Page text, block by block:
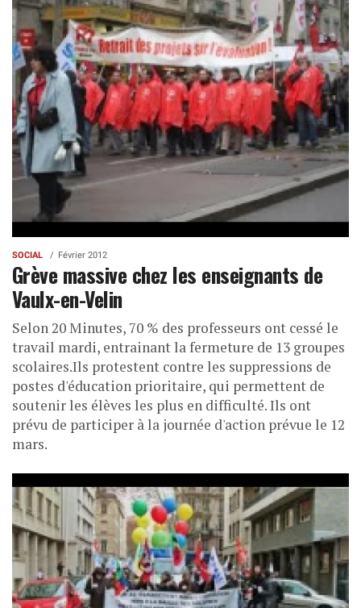
SOCIAL Février 2012
Grève massive chez les enseignants de
Vaulx-en-Velin
Selon 20 Minutes, 70 % des professeurs ont cessé le
travail mardi, entrainant la fermeture de 13 groupes
scolaires.Ils protestent contre les suppressions de
postes d'éducation prioritaire, qui permettent de
soutenir les élèves les plus en difficulté. Ils ont
prévu de participer à la journée d'action prévue le 12
mars.